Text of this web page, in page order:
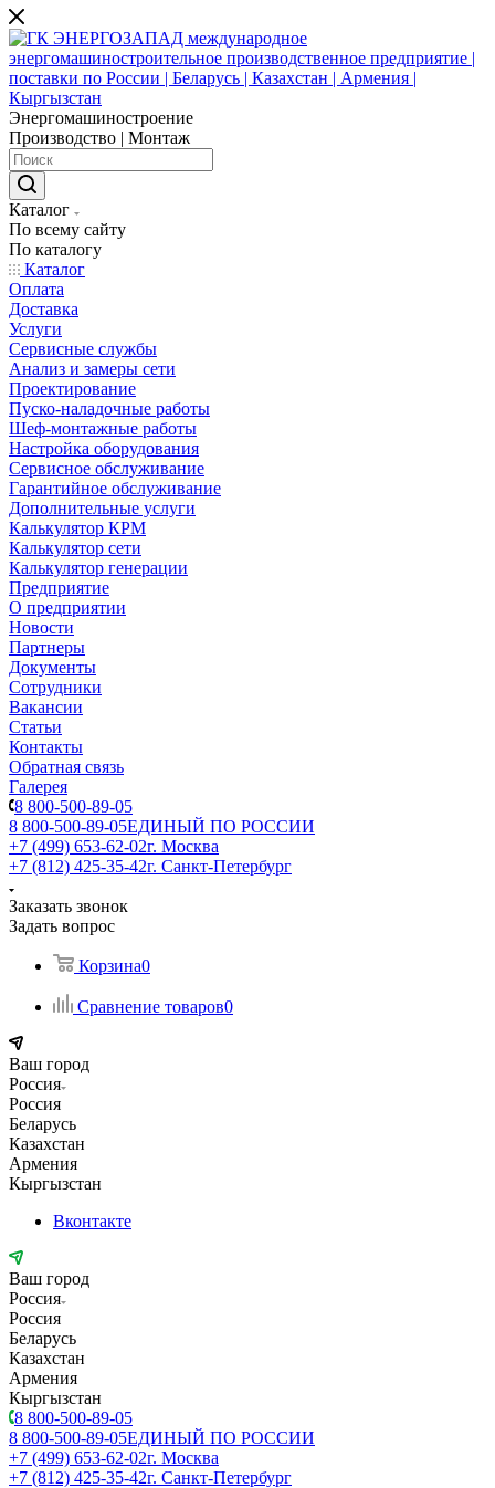
Энергомашиностроение
Производство | Монтаж
Каталог
По всему сайту
По каталогу
Каталог
Оплата
Доставка
Услуги
Сервисные службы
Анализ и замеры сети
Проектирование
Пуско-наладочные работы
Шеф-монтажные работы
Настройка оборудования
Сервисное обслуживание
Гарантийное обслуживание
Дополнительные услуги
Калькулятор КРМ
Калькулятор сети
Калькулятор генерации
Предприятие
О предприятии
Новости
Партнеры
Документы
Сотрудники
Вакансии
Статьи
Контакты
Обратная связь
Галерея
8 800-500-89-05
8 800-500-89-05ЕДИНЫЙ ПО РОССИИ
+7 (499) 653-62-02г. Москва
+7 (812) 425-35-42г. Санкт-Петербург
Заказать звонок
Задать вопрос
Корзина0
Сравнение товаров0
Ваш город
Россия
Россия
Беларусь
Казахстан
Армения
Кыргызстан
Вконтакте
Ваш город
Россия
Россия
Беларусь
Казахстан
Армения
Кыргызстан
8 800-500-89-05
8 800-500-89-05ЕДИНЫЙ ПО РОССИИ
+7 (499) 653-62-02г. Москва
+7 (812) 425-35-42г. Санкт-Петербург